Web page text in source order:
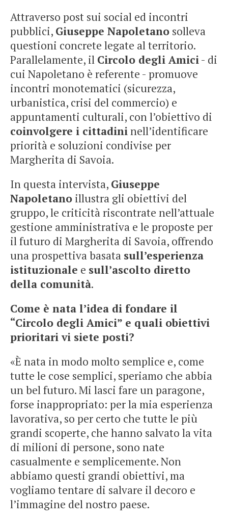
Attraverso post sui social ed incontri
pubblici, Giuseppe Napoletano solleva
questioni concrete legate al territorio.
Parallelamente, il Circolo degli Amici- di
cui Napoletano è referente - promuove
incontri monotematici (sicurezza,
urbanistica, crisi del commercio) e
appuntamenti culturali, con l’obiettivo di
coinvolgere i cittadininell’identificare
priorità e soluzioni condivise per
Margherita di Savoia.
In questa intervista, Giuseppe
Napoletano illustra gli obiettivi del
gruppo, le criticità riscontrate nell’attuale
gestione amministrativa e le proposte per
il futuro di Margherita di Savoia, offrendo
una prospettiva basata sull’esperienza
istituzionale e sull’ascolto diretto
della comunità.
Come è nata l’idea di fondare il
“Circolo degli Amici” e quali obiettivi
prioritari vi siete posti?
«È nata in modo molto semplice e, come
tutte le cose semplici, speriamo che abbia
un bel futuro. Mi lasci fare un paragone,
forse inappropriato: per la mia esperienza
lavorativa, so per certo che tutte le più
grandi scoperte, che hanno salvato la vita
di milioni di persone, sono nate
casualmente e semplicemente. Non
abbiamo questi grandi obiettivi, ma
vogliamo tentare di salvare il decoro e
l’immagine del nostro paese.